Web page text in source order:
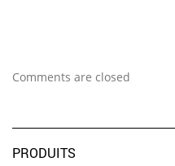
Comments are closed
PRODUITS